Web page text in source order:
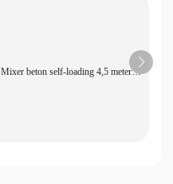
Mixer beton self-loading 4,5 meter